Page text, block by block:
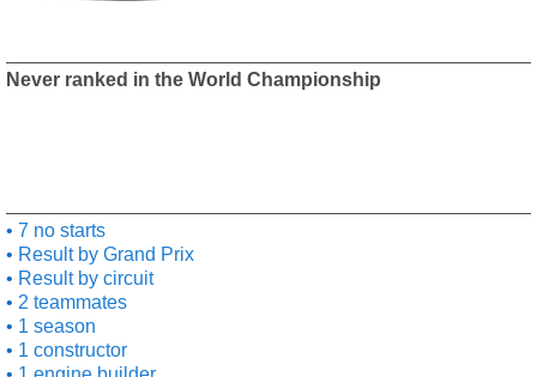
Never ranked in the World Championship
7 no starts
Result by Grand Prix
Result by circuit
2 teammates
1 season
1 constructor